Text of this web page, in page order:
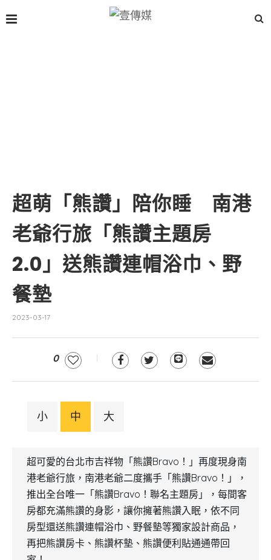
超萌「熊讚」陪你睡 南港
老爺行旅「熊讚主題房
2.0」送熊讚連帽浴巾、野
餐墊
2023-03-17
0
小 中 大
超可愛的台北市吉祥物「熊讚Bravo！」再度現身南
港老爺行旅，南港老爺二度攜手「熊讚Bravo！」，
推出全台唯一「熊讚Bravo！聯名主題房」，每間客
房都充滿熊讚的身影，讓你擁著熊讚入眠，依不同
房型還送熊讚連帽浴巾、野餐墊等獨家設計商品，
再把熊讚房卡、熊讚杯墊、熊讚便利貼通通帶回